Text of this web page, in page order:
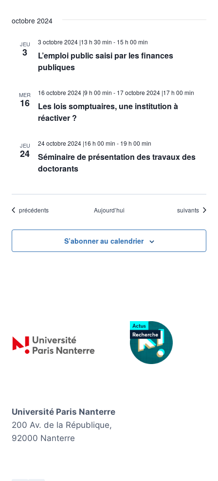
octobre 2024
JEU
3
L’emploi public saisi par les finances
publiques
3 octobre 2024 |13 h 30 min - 15 h 00 min
MER
16
Les lois somptuaires, une institution à
réactiver ?
16 octobre 2024 |9 h 00 min - 17 octobre 2024 |17 h 00 min
JEU
24
Séminaire de présentation des travaux des
doctorants
24 octobre 2024 |16 h 00 min - 19 h 00 min
Évènements
précédents Aujourd’hui Évènements
suivants
S’abonner au calendrier
Université Paris Nanterre
200 Av. de la République,
92000 Nanterre